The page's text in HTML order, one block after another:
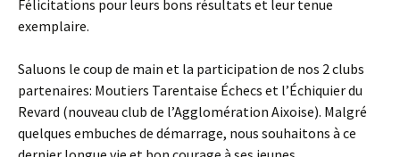
Félicitations pour leurs bons résultats et leur tenue
exemplaire.
Saluons le coup de main et la participation de nos 2 clubs
partenaires: Moutiers Tarentaise Échecs et l’Échiquier du
Revard (nouveau club de l’Agglomération Aixoise). Malgré
quelques embuches de démarrage, nous souhaitons à ce